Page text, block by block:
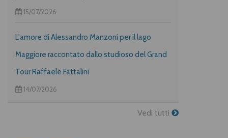
15/07/2026
L'amore di Alessandro Manzoni per il lago
Maggiore raccontato dallo studioso del Grand
Tour Raffaele Fattalini
14/07/2026
Vedi tutti